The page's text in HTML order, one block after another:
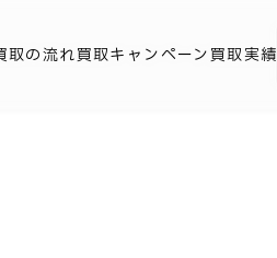
取の流れ買取キャンペーン買取実績